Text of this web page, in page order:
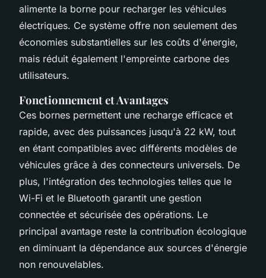
alimente la borne pour recharger les véhicules
électriques. Ce système offre non seulement des
économies substantielles sur les coûts d'énergie,
mais réduit également l'empreinte carbone des
utilisateurs.
Fonctionnement et Avantages
Ces bornes permettent une recharge efficace et
rapide, avec des puissances jusqu'à 22 kW, tout
en étant compatibles avec différents modèles de
véhicules grâce à des connecteurs universels. De
plus, l'intégration des technologies telles que le
Wi-Fi et le Bluetooth garantit une gestion
connectée et sécurisée des opérations. Le
principal avantage reste la contribution écologique
en diminuant la dépendance aux sources d'énergie
non renouvelables.